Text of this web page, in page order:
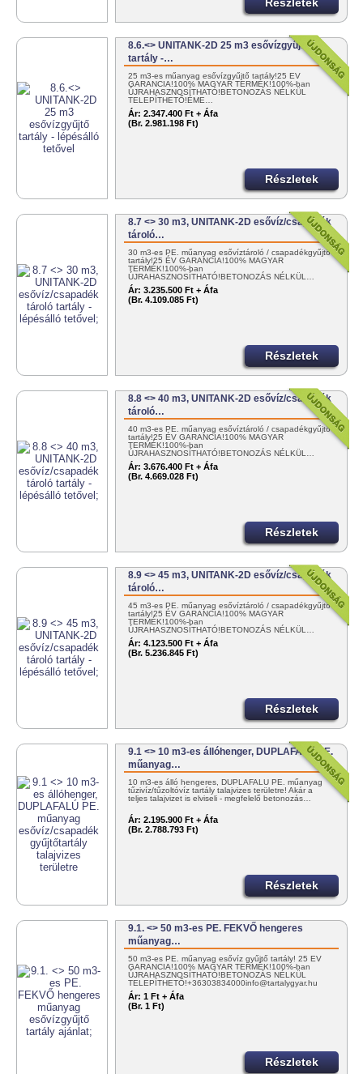
Részletek
8.6.<> UNITANK-2D 25 m3 esővízgyűjtő
tartály -…
25 m3-es műanyag esővízgyűjtő tartály!25 ÉV
GARANCIA!100% MAGYAR TERMÉK!100%-ban
ÚJRAHASZNOSÍTHATÓ!BETONOZÁS NÉLKÜL
TELEPÍTHETŐ!ÉME…
Ár: 2.347.400 Ft + Áfa
(Br. 2.981.198 Ft)
Részletek
8.7 <> 30 m3, UNITANK-2D esővíz/csapadék
tároló…
30 m3-es PE. műanyag esővíztároló / csapadékgyűjtő
tartály!25 ÉV GARANCIA!100% MAGYAR
TERMÉK!100%-ban
ÚJRAHASZNOSÍTHATÓ!BETONOZÁS NÉLKÜL…
Ár: 3.235.500 Ft + Áfa
(Br. 4.109.085 Ft)
Részletek
8.8 <> 40 m3, UNITANK-2D esővíz/csapadék
tároló…
40 m3-es PE. műanyag esővíztároló / csapadékgyűjtő
tartály!25 ÉV GARANCIA!100% MAGYAR
TERMÉK!100%-ban
ÚJRAHASZNOSÍTHATÓ!BETONOZÁS NÉLKÜL…
Ár: 3.676.400 Ft + Áfa
(Br. 4.669.028 Ft)
Részletek
8.9 <> 45 m3, UNITANK-2D esővíz/csapadék
tároló…
45 m3-es PE. műanyag esővíztároló / csapadékgyűjtő
tartály!25 ÉV GARANCIA!100% MAGYAR
TERMÉK!100%-ban
ÚJRAHASZNOSÍTHATÓ!BETONOZÁS NÉLKÜL…
Ár: 4.123.500 Ft + Áfa
(Br. 5.236.845 Ft)
Részletek
9.1 <> 10 m3-es állóhenger, DUPLAFALÚ PE.
műanyag…
10 m3-es álló hengeres, DUPLAFALÚ PE. műanyag
tűzivíz/tűzoltóvíz tartály talajvizes területre! Akár a
teljes talajvizet is elviseli - megfelelő betonozás…
Ár: 2.195.900 Ft + Áfa
(Br. 2.788.793 Ft)
Részletek
9.1. <> 50 m3-es PE. FEKVŐ hengeres
műanyag…
50 m3-es PE. műanyag esővíz gyűjtő tartály! 25 ÉV
GARANCIA!100% MAGYAR TERMÉK!100%-ban
ÚJRAHASZNOSÍTHATÓ!BETONOZÁS NÉLKÜL
TELEPÍTHETŐ!+36303834000info@tartalygyar.hu
Ár: 1 Ft + Áfa
(Br. 1 Ft)
Részletek